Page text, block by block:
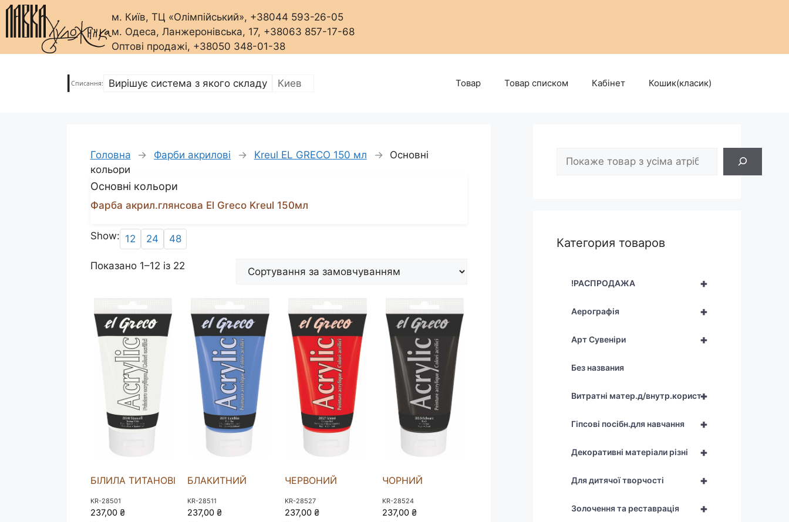
м. Київ, ТЦ «Олімпійський», +38044 593-26-05
м. Одеса, Ланжеронівська, 17, +38063 857-17-68
Оптові продажі, +38050 348-01-38
Списання: Товар Товар списком Кабінет Кошик(класик)
Головна → Фарби акрилові → Kreul EL GRECO 150 мл →
Основні
кольори
Основні кольори
Фарба акрил.глянсова El Greco Kreul 150мл
Show: 12 24 48
Показано 1–12 із 22
БІЛИЛА ТИТАНОВІ
KR-28501
237,00 ₴
БЛАКИТНИЙ
KR-28511
237,00₴
ЧЕРВОНИЙ
KR-28527
237,00 ₴
ЧОРНИЙ
KR-28524
237,00 ₴
Категория товаров
+
!РАСПРОДАЖА
+
Аерографія
+
Арт Сувеніри
Без названия
+
Витратні матер.д/внутр.корист
+
Гіпсові посібн.для навчання
+
Декоративні матеріали різні
+
Для дитячої творчості
+
Золочення та реставрація